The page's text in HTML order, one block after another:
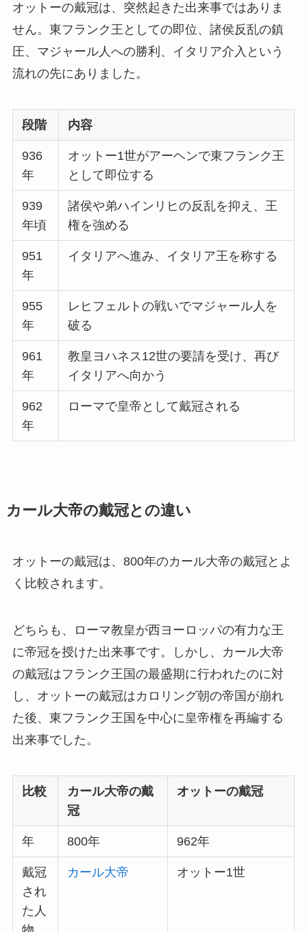
オットーの戴冠は、突然起きた出来事ではありま
せん。東フランク王としての即位、諸侯反乱の鎮
圧、マジャール人への勝利、イタリア介入という
流れの先にありました。
段階 内容
936
年
オットー1世がアーヘンで東フランク王
として即位する
939
年頃
諸侯や弟ハインリヒの反乱を抑え、王
権を強める
951
年
イタリアへ進み、イタリア王を称する
955
年
レヒフェルトの戦いでマジャール人を
破る
961
年
教皇ヨハネス12世の要請を受け、再び
イタリアへ向かう
962
年
ローマで皇帝として戴冠される
カール大帝の戴冠との違い
オットーの戴冠は、800年のカール大帝の戴冠とよ
く比較されます。
どちらも、ローマ教皇が西ヨーロッパの有力な王
に帝冠を授けた出来事です。しかし、カール大帝
の戴冠はフランク王国の最盛期に行われたのに対
し、オットーの戴冠はカロリング朝の帝国が崩れ
た後、東フランク王国を中心に皇帝権を再編する
出来事でした。
比較
カール大帝の戴
冠
オットーの戴冠
年 800年 962年
戴冠
され
た人
カール大帝 オットー1世